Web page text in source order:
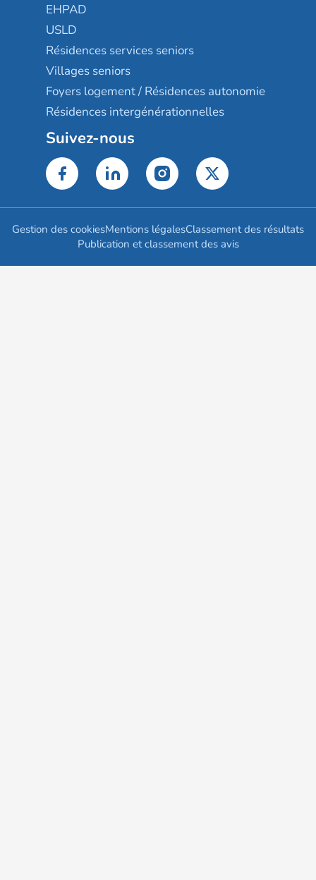
EHPAD
USLD
Résidences services seniors
Villages seniors
Foyers logement / Résidences autonomie
Résidences intergénérationnelles
Suivez-nous
Gestion des cookiesMentions légalesClassement des résultats
Publication et classement des avis